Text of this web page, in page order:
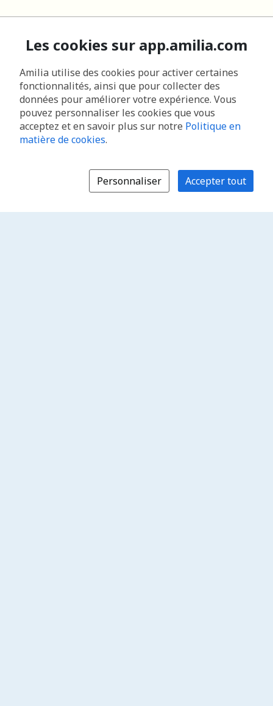
Les cookies sur app.amilia.com
Amilia utilise des cookies pour activer certaines
fonctionnalités, ainsi que pour collecter des
données pour améliorer votre expérience. Vous
pouvez personnaliser les cookies que vous
acceptez et en savoir plus sur notre Politique en
matière de cookies.
Personnaliser Accepter tout